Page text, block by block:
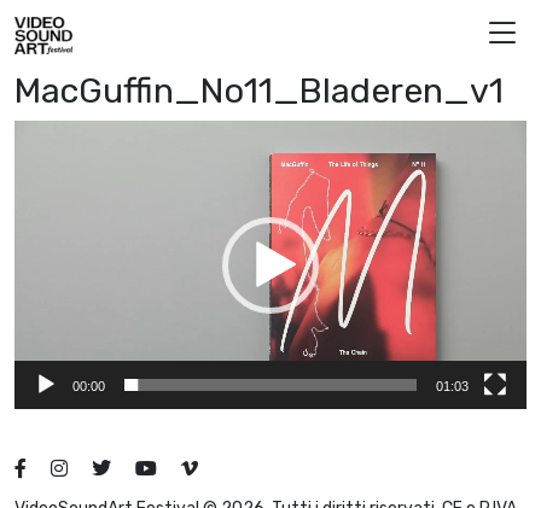
Vai al contenuto
Video Sound Art
MacGuffin_No11_Bladeren_v1
00:00 01:03